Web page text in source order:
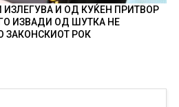
ИЗЛЕГУВА И ОД КУЌЕН ПРИТВОР
ИЗВАДИ ОД ШУТКА НЕ
ЗАКОНСКИОТ РОК